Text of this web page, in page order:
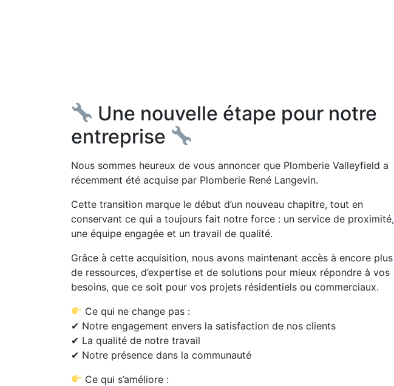
Une nouvelle étape pour notre
entreprise
Nous sommes heureux de vous annoncer que Plomberie Valleyfield a
récemment été acquise par Plomberie René Langevin.
Cette transition marque le début d’un nouveau chapitre, tout en
conservant ce qui a toujours fait notre force : un service de proximité,
une équipe engagée et un travail de qualité.
Grâce à cette acquisition, nous avons maintenant accès à encore plus
de ressources, d’expertise et de solutions pour mieux répondre à vos
besoins, que ce soit pour vos projets résidentiels ou commerciaux.
Ce qui ne change pas :
✔ Notre engagement envers la satisfaction de nos clients
✔ La qualité de notre travail
✔ Notre présence dans la communauté
Ce qui s’améliore :